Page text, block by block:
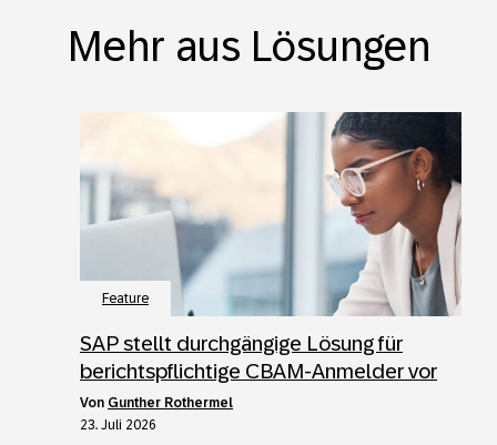
Mehr aus Lösungen
Feature
SAP stellt durchgängige Lösung für
berichtspflichtige CBAM-Anmelder vor
von Gunther Rothermel
23. Juli 2026